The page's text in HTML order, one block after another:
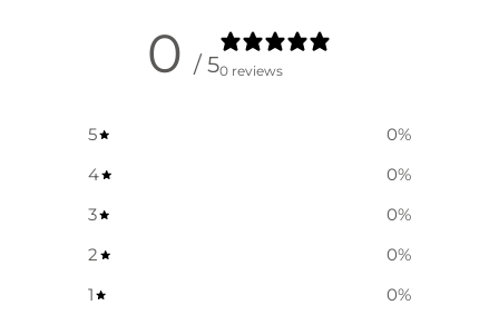
0 / 50 reviews
5 0%
4
0%
3
0%
2
0%
1
0%